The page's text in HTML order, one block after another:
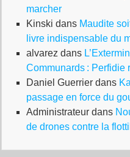
marcher
Kinski dans Maudite
livre indispensable du
alvarez dans
Communards : Perfidie
Daniel Guerrier dans
passage en force du
Administrateur dans
de drones contre la